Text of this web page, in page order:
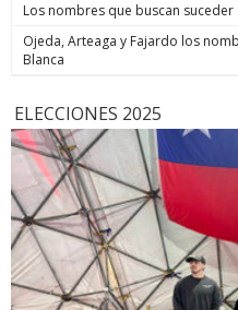
Los nombres que buscan
Ojeda, Arteaga y Fajardo los
Blanca
ELECCIONES 2025